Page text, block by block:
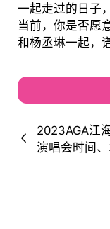
一起走过的日子
当前，你是否愿
和杨丞琳一起，
2023AGA江
演唱会时间、